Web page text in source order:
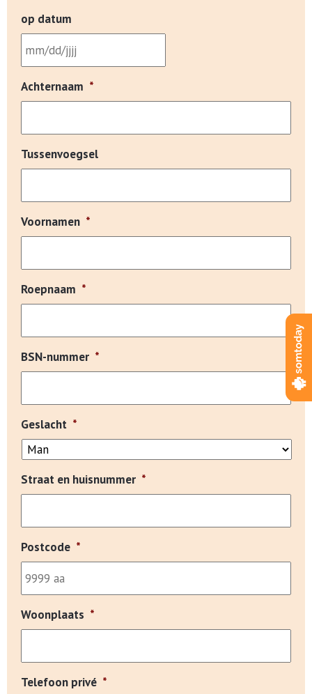
op datum
Achternaam *
Tussenvoegsel
Voornamen *
Roepnaam *
BSN-nummer *
Geslacht *
Straat en huisnummer *
Postcode *
Woonplaats *
Telefoon privé *